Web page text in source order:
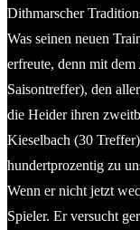
Dithmarscher
Was seinen neuen
erfreute, denn mit dem
Saisontreffer), den
die Heider ihren
Kieselbach (30
hundertprozentig zu
Wenn er nicht jetzt
Spieler. Er versucht